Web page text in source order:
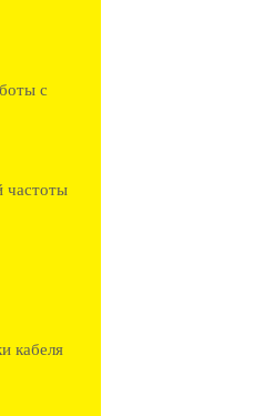
с
частоты
кабеля